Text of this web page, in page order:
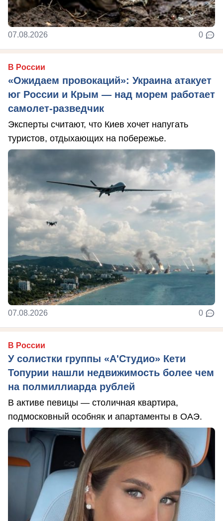
07.08.2026 0
В России
«Ожидаем провокаций»: Украина атакует
юг России и Крым — над морем работает
самолет-разведчик
Эксперты считают, что Киев хочет напугать
туристов, отдыхающих на побережье.
07.08.2026 0
В России
У солистки группы «А'Студио» Кети
Топурии нашли недвижимость более чем
на полмиллиарда рублей
В активе певицы — столичная квартира,
подмосковный особняк и апартаменты в ОАЭ.